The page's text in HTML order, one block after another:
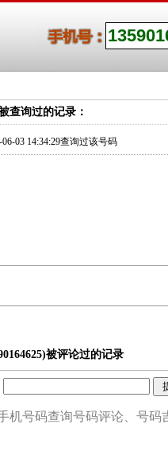
查询过的记录：
03 14:34:29查询过该号码
被评论过的记录